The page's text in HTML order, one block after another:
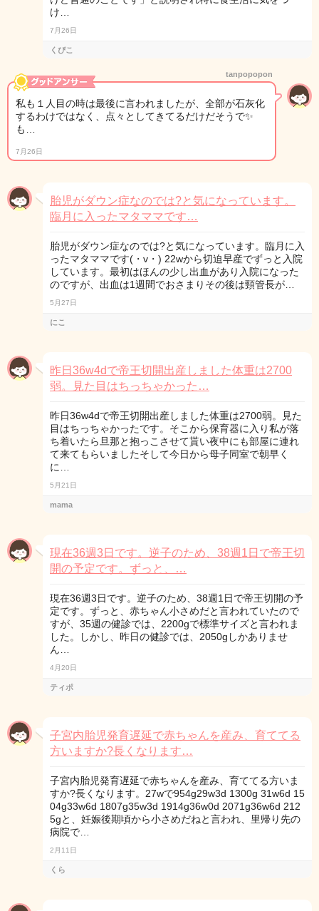
け…
7月26日
くぴこ
tanpopopon
私も１人目の時は最後に言われましたが、全部が石灰化
するわけではなく、点々としてきてるだけだそうで✨
も…
7月26日
胎児がダウン症なのでは?と気になっています。
臨月に入ったマタママです…
胎児がダウン症なのでは?と気になっています。臨月に入
ったマタママです(・v・) 22wから切迫早産でずっと入院
しています。最初はほんの少し出血があり入院になった
のですが、出血は1週間でおさまりその後は頸管長が…
5月27日
にこ
昨日36w4dで帝王切開出産しました体重は2700
弱。見た目はちっちゃかった…
昨日36w4dで帝王切開出産しました体重は2700弱。見た
目はちっちゃかったです。そこから保育器に入り私が落
ち着いたら旦那と抱っこさせて貰い夜中にも部屋に連れ
て来てもらいましたそして今日から母子同室で朝早く
に…
5月21日
mama
現在36週3日です。逆子のため、38週1日で帝王切
開の予定です。ずっと、…
現在36週3日です。逆子のため、38週1日で帝王切開の予
定です。ずっと、赤ちゃん小さめだと言われていたので
すが、35週の健診では、2200gで標準サイズと言われま
した。しかし、昨日の健診では、2050gしかありませ
ん…
4月20日
ティポ
子宮内胎児発育遅延で赤ちゃんを産み、育ててる
方いますか?長くなります…
子宮内胎児発育遅延で赤ちゃんを産み、育ててる方いま
すか?長くなります。27wで954g29w3d 1300g 31w6d 15
04g33w6d 1807g35w3d 1914g36w0d 2071g36w6d 212
5gと、妊娠後期頃から小さめだねと言われ、里帰り先の
病院で…
2月11日
くら